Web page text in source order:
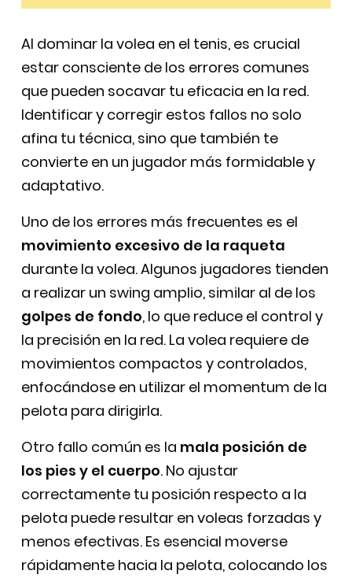
Al dominar la volea en el tenis, es crucial
estar consciente de los errores comunes
que pueden socavar tu eficacia en la red.
Identificar y corregir estos fallos no solo
afina tu técnica, sino que también te
convierte en un jugador más formidable y
adaptativo.
Uno de los errores más frecuentes es el
movimiento excesivo de la raqueta
durante la volea. Algunos jugadores tienden
a realizar un swing amplio, similar al de los
golpes de fondo, lo que reduce el control y
la precisión en la red. La volea requiere de
movimientos compactos y controlados,
enfocándose en utilizar el momentum de la
pelota para dirigirla.
Otro fallo común es la mala posición de
los pies y el cuerpo. No ajustar
correctamente tu posición respecto a la
pelota puede resultar en voleas forzadas y
menos efectivas. Es esencial moverse
rápidamente hacia la pelota, colocando los